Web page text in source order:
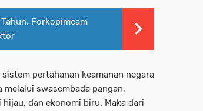
Forkopimcam
pertahanan keamanan negara
swasembada pangan,
dan ekonomi biru. Maka dari